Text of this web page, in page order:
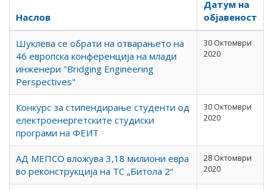
Наслов
Датум на
објавеност
Шуклева се обрати на отварањето на
46 европска конференција на млади
инженери "Bridging Engineering
Perspectives"
30 Октомври
2020
Конкурс за стипендирање студенти од
електроенергетските студиски
програми на ФЕИТ
30 Октомври
2020
АД МЕПСО вложува 3,18 милиони евра
во реконструкција на ТС „Битола 2“
28 Октомври
2020